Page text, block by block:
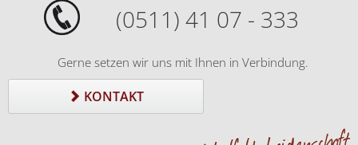
(0511) 41 07 - 333
Gerne setzen wir uns mit Ihnen in Verbindung.
KONTAKT